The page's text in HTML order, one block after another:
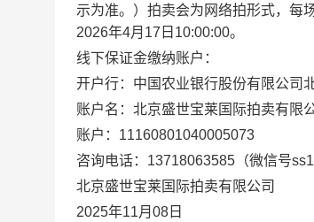
示为准。）拍卖会为网络拍形式，每
2026年4月17日10:00:00。
线下保证金缴纳账户：
开户行：中国农业银行股份有限公司
账户名：北京盛世宝莱国际拍卖有限
账户：11160801040005073
咨询电话：13718063585（微信号
北京盛世宝莱国际拍卖有限公司
2025年11月08日